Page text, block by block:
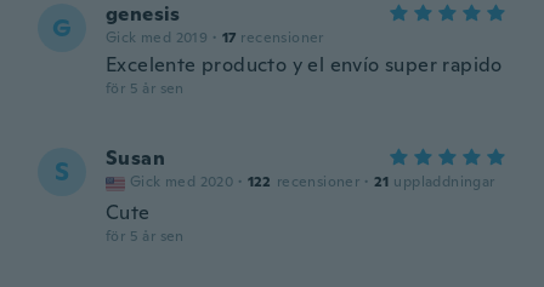
G genesis
Gick med 2019 · 17 recensioner
Excelente producto y el envío super rapido
för 5 år sen
S Susan
Gick med 2020 · 122 recensioner · 21 uppladdningar
Cute
för 5 år sen